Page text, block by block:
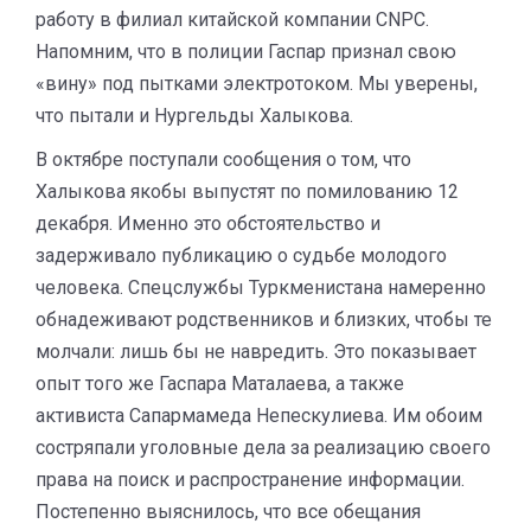
работу в филиал китайской компании CNPC.
Напомним, что в полиции Гаспар признал свою
«вину» под пытками электротоком. Мы уверены,
что пытали и Нургельды Халыкова.
В октябре поступали сообщения о том, что
Халыкова якобы выпустят по помилованию 12
декабря. Именно это обстоятельство и
задерживало публикацию о судьбе молодого
человека. Спецслужбы Туркменистана намеренно
обнадеживают родственников и близких, чтобы те
молчали: лишь бы не навредить. Это показывает
опыт того же Гаспара Маталаева, а также
активиста Сапармамеда Непескулиева. Им обоим
состряпали уголовные дела за реализацию своего
права на поиск и распространение информации.
Постепенно выяснилось, что все обещания